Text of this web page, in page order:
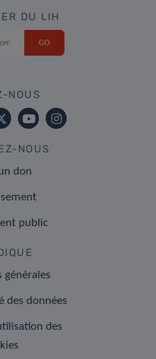
DU LIH
NOUS
NOUS
don
public
générales
des données
des